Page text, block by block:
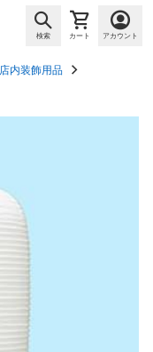
検索 カート アカウント
店内装飾用品